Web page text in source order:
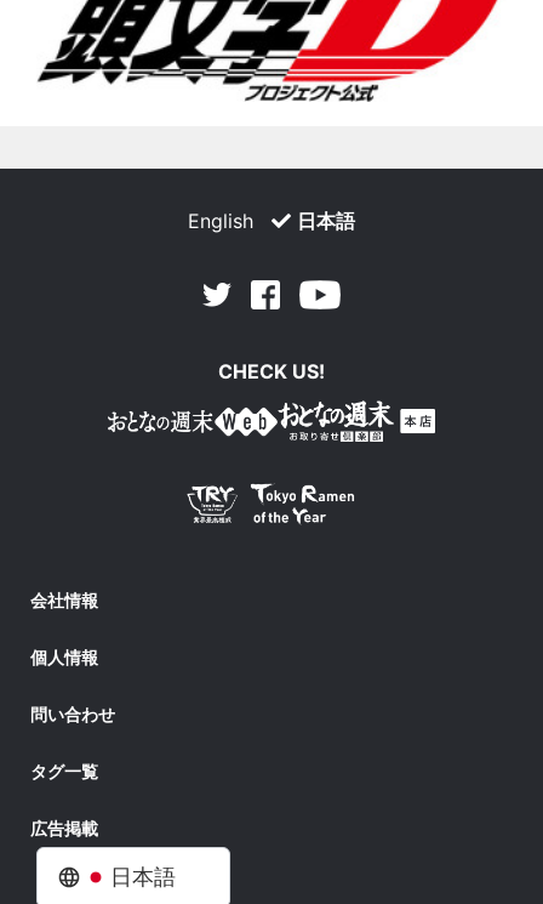
日本語
English 日本語
Twitter Facebook
CHECK US!
会社情報
個人情報
問い合わせ
タグ一覧
広告掲載